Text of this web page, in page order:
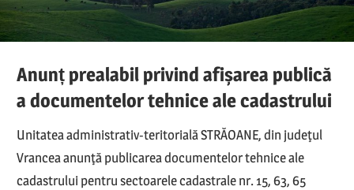
Anunț prealabil privind afișarea publică
a documentelor tehnice ale cadastrului
Unitatea administrativ-teritorială STRĂOANE, din judeţul
Vrancea anunţă publicarea documentelor tehnice ale
cadastrului pentru sectoarele cadastrale nr. 15, 63, 65